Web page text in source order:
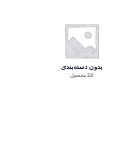
بدون دسته‌بندی
23 محصول